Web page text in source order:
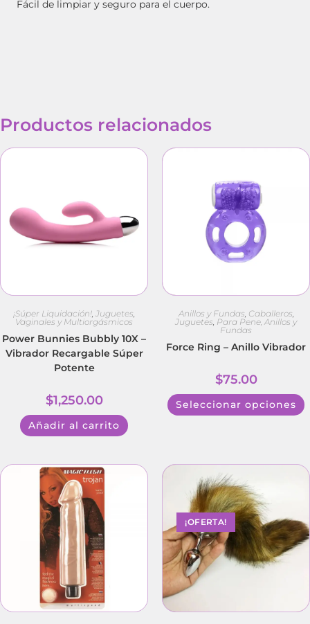
Fácil de limpiar y seguro para el cuerpo.
Productos relacionados
¡Súper Liquidación!, Juguetes,
Vaginales y Multiorgásmicos
Power Bunnies Bubbly 10X –
Vibrador Recargable Súper
Potente
$1,250.00
Añadir al carrito
Anillos y Fundas, Caballeros,
Juguetes, Para Pene, Anillos y
Fundas
Force Ring – Anillo Vibrador
$75.00
Seleccionar opciones
¡OFERTA!